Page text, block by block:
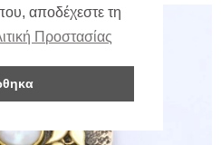
αποδέχεστε τη
Προστασίας